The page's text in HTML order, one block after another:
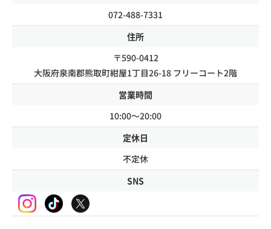
072-488-7331
住所
〒590-0412
大阪府泉南郡熊取町紺屋1丁目26-18 フリーコート2階
営業時間
10:00～20:00
定休日
不定休
SNS